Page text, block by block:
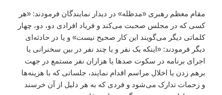
مقام معظم رهبری «مدظله» در دیدار نمایندگان فرمودند: «هر
کسی که در مجلس صحبت می‌کند و فریاد افرادی دو، دو، چهار
کلماتی دیگر می‌گویند این کار صحیح نیست» و یا در حادثه‌ای
دیگر فرمودند: «اینکه یک نفر و یا چند نفر در بین سخنرانی یا
اجرای برنامه در سکوت صدها یا هزاران نفر مستمع در جهت
برهم زدن یا اخلال مراسم اقدام نمایند، جلساتی که با هزینه‌ها
و زحمات تدارک می‌شود و فردی که به هر دلیل از آن خرسند